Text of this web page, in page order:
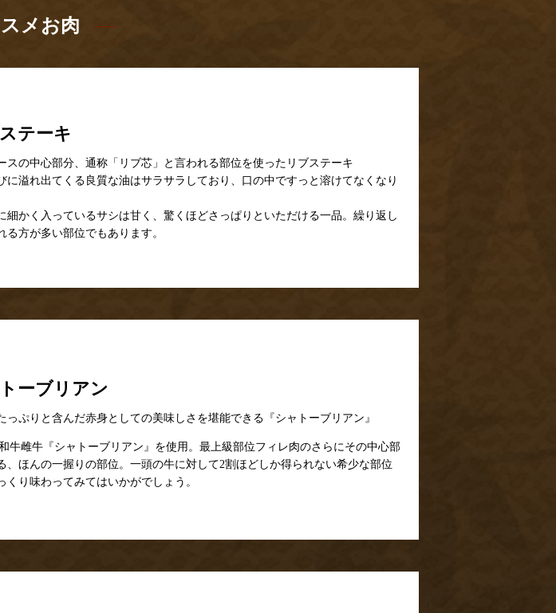
メお肉
テーキ
スの中心部分、通称「リブ芯」と言われる部位を使ったリブステーキ
に溢れ出てくる良質な油はサラサラしており、口の中ですっと溶けてなくなり
細かく入っているサシは甘く、驚くほどさっぱりといただける一品。繰り返し
る方が多い部位でもあります。
ーブリアン
っぷりと含んだ赤身としての美味しさを堪能できる『シャトーブリアン』
牛雌牛『シャトーブリアン』を使用。最上級部位フィレ肉のさらにその中心部
、ほんの一握りの部位。一頭の牛に対して2割ほどしか得られない希少な部位
くり味わってみてはいかがでしょう。